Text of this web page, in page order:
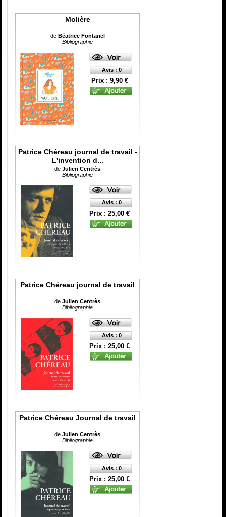
Molière
de Béatrice Fontanel
Bibliographie
Avis : 0
Prix : 9,90 €
Patrice Chéreau journal de travail -
L'invention d...
deJulien Centrès
Bibliographie
Avis : 0
Prix : 25,00 €
Patrice Chéreau journal de travail
deJulien Centrès
Bibliographie
Avis : 0
Prix : 25,00 €
Patrice Chéreau Journal de travail
deJulien Centrès
Bibliographie
Avis : 0
Prix : 25,00 €